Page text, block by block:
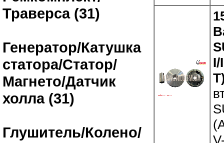
Траверса (31)
Генератор/Катушка
статора/Статор/
Магнето/Датчик
холла (31)
Глушитель/Колено/
I/